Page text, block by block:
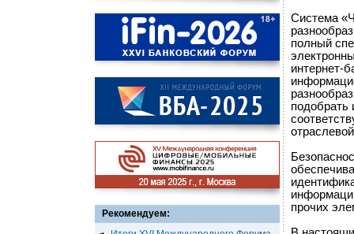
Рекомендуем:
Система
полный
интернет-
подобрать
прочих